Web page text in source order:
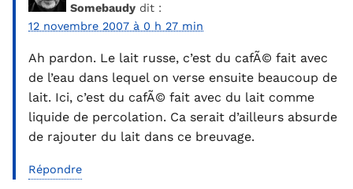
Somebaudy dit :
12 novembre 2007 à 0 h 27 min
Ah pardon. Le lait russe, c’est du cafÃ© fait avec
de l’eau dans lequel on verse ensuite beaucoup de
lait. Ici, c’est du cafÃ© fait avec du lait comme
liquide de percolation. Ca serait d’ailleurs absurde
de rajouter du lait dans ce breuvage.
Répondre